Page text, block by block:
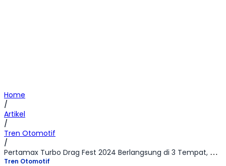
Home
/
Artikel
/
Tren Otomotif
/
Pertamax Turbo Drag Fest 2024 Berlangsung di 3 Tempat, Gas!
Tren Otomotif